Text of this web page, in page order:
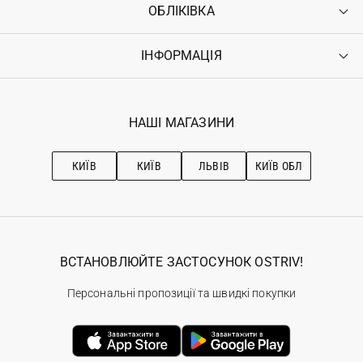
Контакти
Повернення
Гарантія
ОБЛІКІВКА
Увійти
Ostriv Club+
ІНФОРМАЦІЯ
Наші магазини
Рекомендації з догляду
НАШІ МАГАЗИНИ
КИЇВ КИЇВ ЛЬВІВ КИЇВ ОБЛ
ВСТАНОВЛЮЙТЕ ЗАСТОСУНОК OSTRIV!
Персональні пропозиції та швидкі покупки